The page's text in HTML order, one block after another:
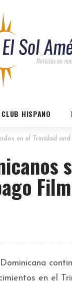
HISPANO
en el Trinidad
en el